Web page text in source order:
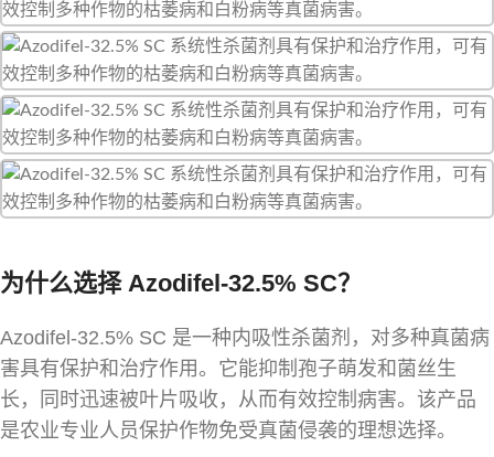
为什么选择 Azodifel-32.5% SC？
Azodifel-32.5% SC 是一种内吸性杀菌剂，对多种真菌病
害具有保护和治疗作用。它能抑制孢子萌发和菌丝生
长，同时迅速被叶片吸收，从而有效控制病害。该产品
是农业专业人员保护作物免受真菌侵袭的理想选择。